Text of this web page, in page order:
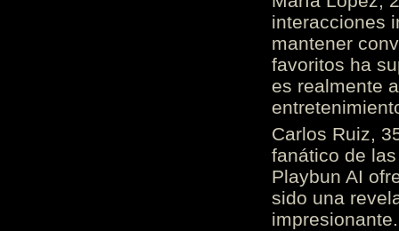
interacciones
mantener
favoritos ha
es realmente
Carlos Ruiz,
fanático de
Playbun AI
sido una